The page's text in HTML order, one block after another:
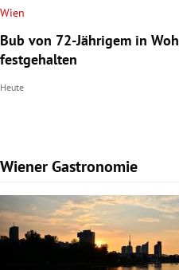
Wien
Bub von 72-Jährigem in
festgehalten
Heute
Wiener Gastronomie
Slide 1 von 15